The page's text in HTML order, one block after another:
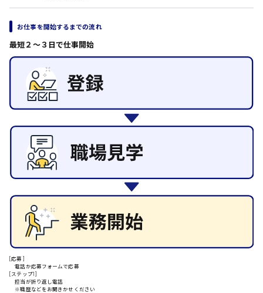
ルート営業
施工管理
自動車整備士
配送・ドライバー
山県郡
安芸太田町
安芸郡
日給9000円～
お仕事を開始するまでの流れ
最短２〜３日で仕事開始
[応募]
電話か応募フォームで応募
[ステップ1]
担当が折り返し電話
※職歴などをお聞きかせください